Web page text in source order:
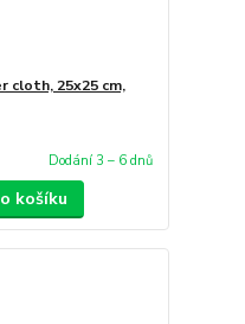
cloth, 25x25 cm,
Dodání 3 – 6 dnů
košíku